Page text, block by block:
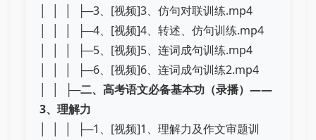
│ │ │ ├─3、[视频]3、仿句对联训练.mp4
│ │ │ ├─4、[视频]4、转述、仿句训练.mp4
│ │ │ ├─5、[视频]5、连词成句训练.mp4
│ │ │ ├─6、[视频]6、连词成句训练2.mp4
│ │ ├─二、高考语文必备基本功（录播）——
3、理解力
│ │ │ ├─1、[视频]1、理解力及作文审题训